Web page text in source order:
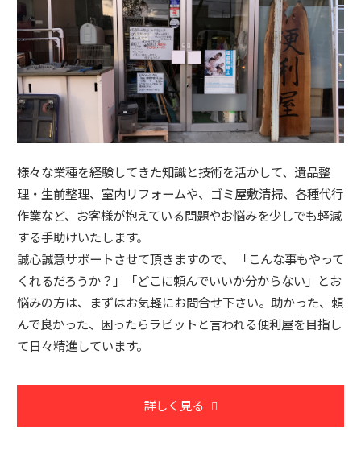
様々な業種を経験してきた知識と技術を活かして、遺品整
理・生前整理、室内リフォームや、ゴミ屋敷清掃、各種代行
作業など、お客様が抱えている問題やお悩みを少しでも軽減
する手助けいたします。
誠心誠意サポートさせて頂きますので、 「こんな事もやって
くれるだろうか？」「どこに頼んでいいか分からない」とお
悩みの方は、まずはお気軽にお問合せ下さい。助かった、頼
んで良かった、困ったらラビットと言われる便利屋を目指し
て日々精進しています。
詳しく見る